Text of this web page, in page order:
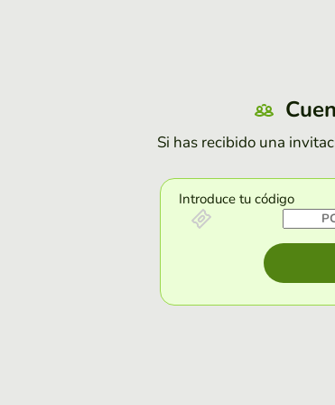
Si has recibido una
Introduce tu código